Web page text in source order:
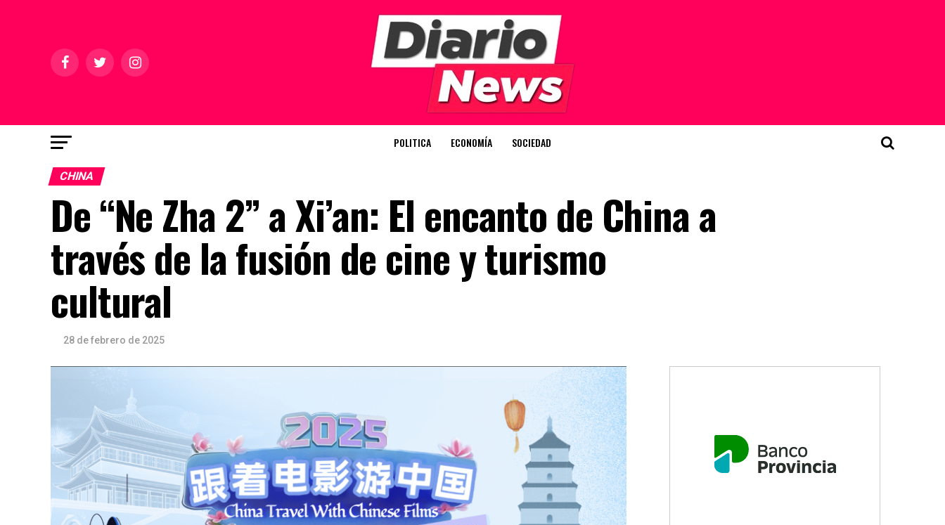
POLITICA ECONOMÍA SOCIEDAD
CHINA
De “Ne Zha 2” a Xi’an: El encanto de China a
través de la fusión de cine y turismo
cultural
28 de febrero de 2025